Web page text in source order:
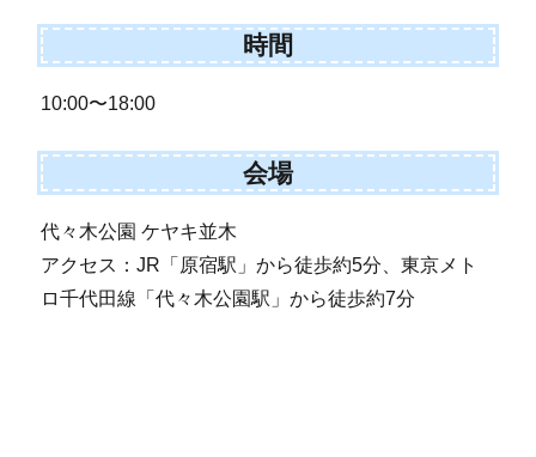
時間
10:00〜18:00
会場
代々木公園 ケヤキ並木
アクセス：JR「原宿駅」から徒歩約5分、東京メト
ロ千代田線「代々木公園駅」から徒歩約7分